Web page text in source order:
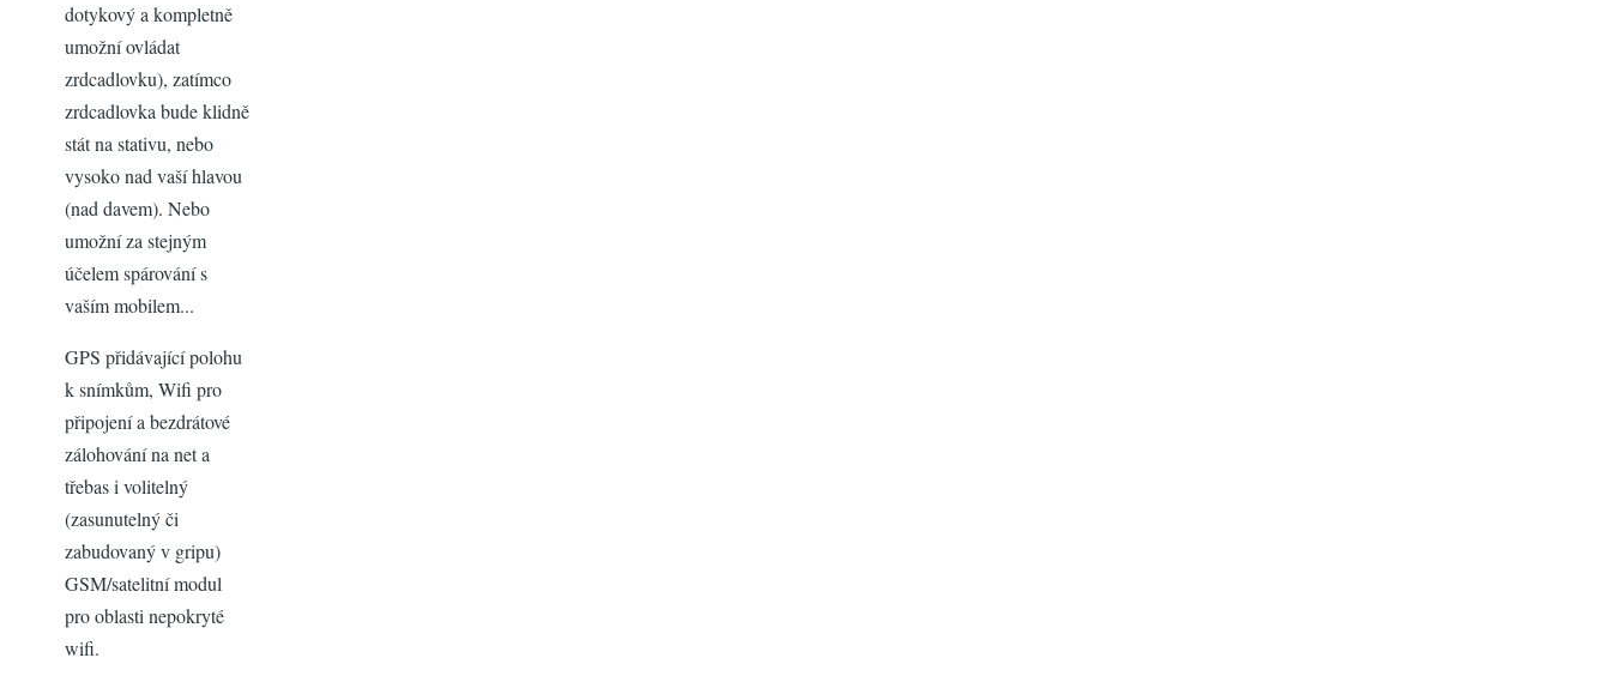
dotykový a kompletně
umožní ovládat
zrdcadlovku), zatímco
zrdcadlovka bude klidně
stát na stativu, nebo
vysoko nad vaší hlavou
(nad davem). Nebo
umožní za stejným
účelem spárování s
vaším mobilem...
GPS přidávající polohu
k snímkům, Wifi pro
připojení a bezdrátové
zálohování na net a
třebas i volitelný
(zasunutelný či
zabudovaný v gripu)
GSM/satelitní modul
pro oblasti nepokryté
wifi.